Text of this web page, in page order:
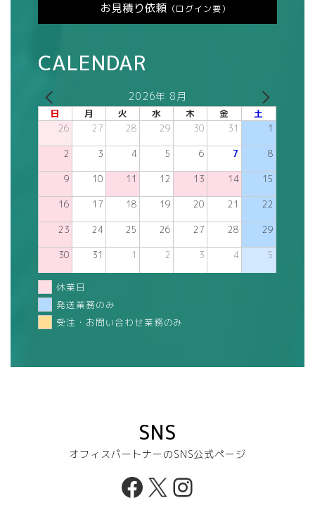
お見積り依頼 （ログイン要）
CALENDAR
2026年 8月
日 月 火 水 木 金 土
26 27 28 29 30 31 1
2 3 4 5 6 7 8
9 10 11 12 13 14 15
16 17 18 19 20 21 22
23 24 25 26 27 28 29
30 31 1 2 3 4 5
休業日
発送業務のみ
受注・お問い合わせ業務のみ
SNS
オフィスパートナーのSNS公式ページ
Facebook
X Instagram